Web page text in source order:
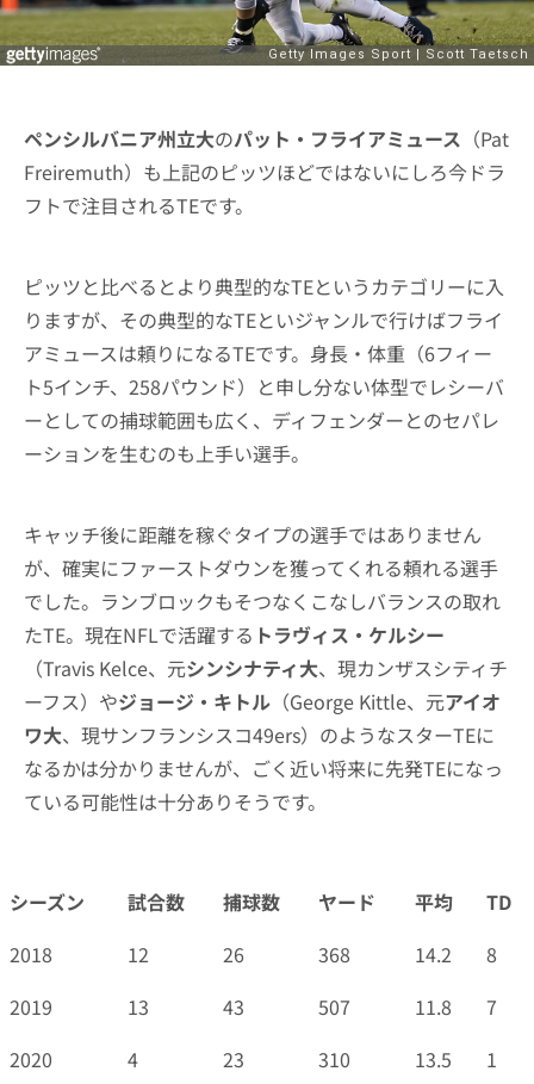
ペンシルバニア州立大のパット・フライアミュース （Pat
Freiremuth）も上記のピッツほどではないにしろ今ドラ
フトで注目されるTEです。
ピッツと比べるとより典型的なTEというカテゴリーに入
りますが、その典型的なTEといジャンルで行けばフライ
アミュースは頼りになるTEです。身長・体重（6フィー
ト5インチ、258パウンド）と申し分ない体型でレシーバ
ーとしての捕球範囲も広く、ディフェンダーとのセパレ
ーションを生むのも上手い選手。
キャッチ後に距離を稼ぐタイプの選手ではありません
が、確実にファーストダウンを獲ってくれる頼れる選手
でした。ランブロックもそつなくこなしバランスの取れ
たTE。現在NFLで活躍する トラヴィス・ケルシー
（Travis Kelce、元シンシナティ大、現カンザスシティチ
ーフス）やジョージ・キトル （George Kittle、元アイオ
ワ大、現サンフランシスコ49ers）のようなスターTEに
なるかは分かりませんが、ごく近い将来に先発TEになっ
ている可能性は十分ありそうです。
シーズン 試合数 捕球数 ヤード 平均
TD
シーズン
試合数 捕球数 ヤード 平均 TD
2018 12 26 368 14.2
8
2019
13 43 507 11.8
7
2020
4 23 310 13.5 1